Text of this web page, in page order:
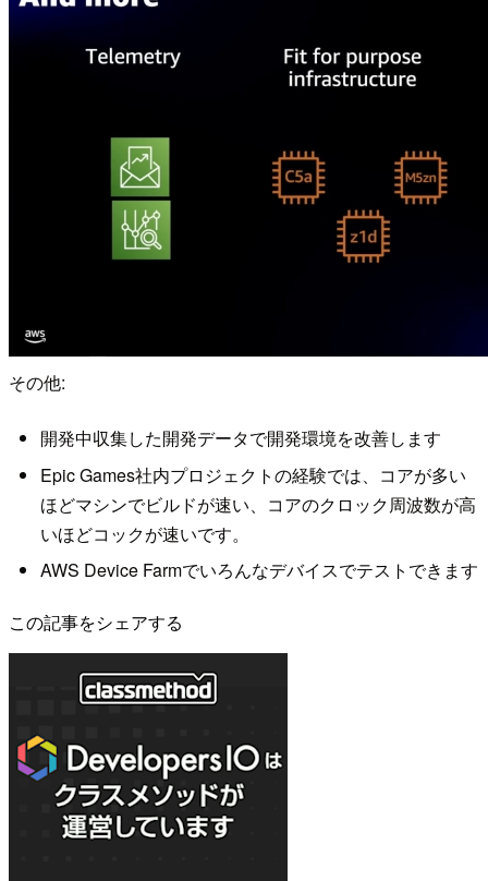
その他:
開発中収集した開発データで開発環境を改善します
Epic Games社内プロジェクトの経験では、コアが多い
ほどマシンでビルドが速い、コアのクロック周波数が高
いほどコックが速いです。
AWS Device Farmでいろんなデバイスでテストできます
この記事をシェアする